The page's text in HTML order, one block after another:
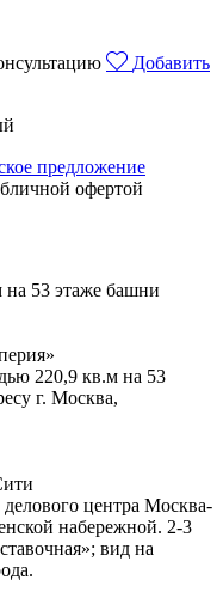
Добавить
предложение
офертой
53 этаже башни
220,9 кв.м на 53
г. Москва,
центра Москва-
набережной. 2-3
вид на